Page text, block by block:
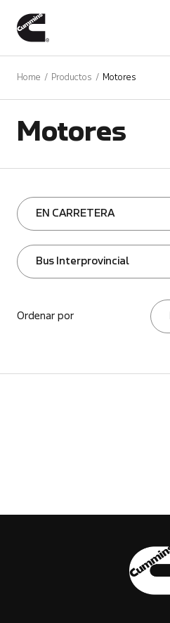
Home Productos Motores
Motores
EN CARRETERA
Bus Interprovincial
Ordenar por